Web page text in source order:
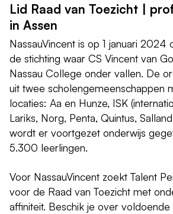
Lid Raad van Toezicht |
in Assen
NassauVincent is op 1 januari
de stichting waar CS Vincent van
Nassau College onder vallen. De
uit twee scholengemeenschappen
locaties: Aa en Hunze, ISK
Lariks, Norg, Penta, Quintus,
wordt er voortgezet onderwijs
5.300 leerlingen.
Voor NassauVincent zoekt Talent
voor de Raad van Toezicht met
affiniteit. Beschik je over voldoende